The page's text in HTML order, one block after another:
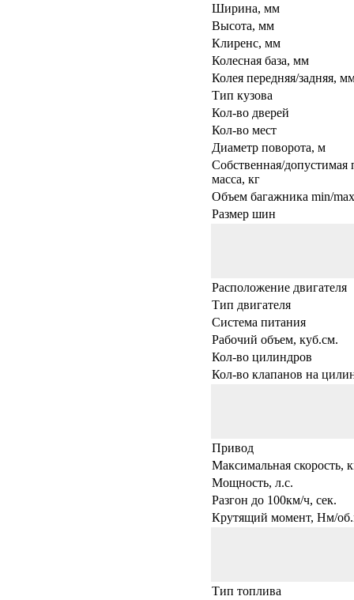
Ширина, мм
Высота, мм
Клиренс, мм
Колесная база, мм
Колея передняя/задняя,
Тип кузова
Кол-во дверей
Кол-во мест
Диаметр поворота, м
Собственная/допустимая
масса, кг
Объем багажника min/
Размер шин
Расположение двигателя
Тип двигателя
Система питания
Рабочий объем, куб.см.
Кол-во цилиндров
Кол-во клапанов на
Привод
Максимальная скорость,
Мощность, л.с.
Разгон до 100км/ч, сек.
Крутящий момент, Нм/
Тип топлива